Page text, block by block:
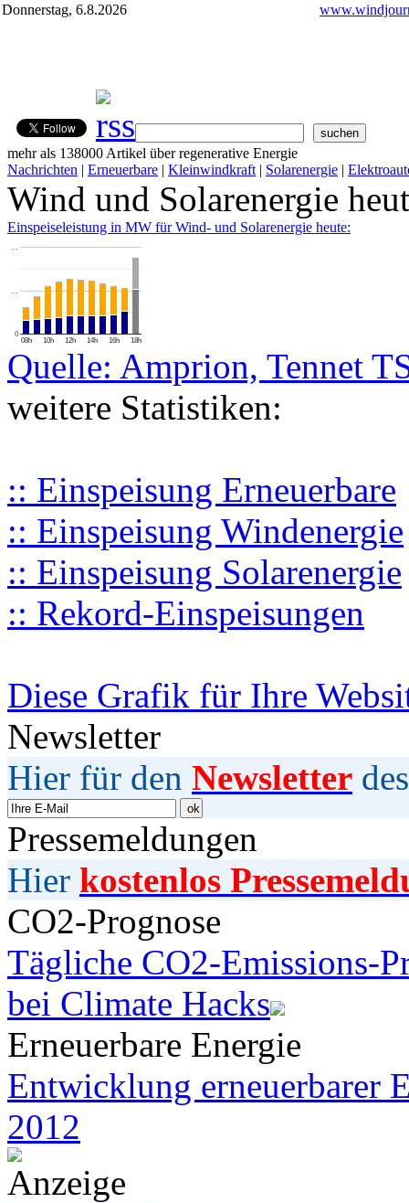
Donnerstag, 6.8.2026
mehr als 138000 Artikel über regenerative Energie
Nachrichten | Erneuerbare | Kleinwindkraft | Solarenergie |
Wind und Solarenergie
Einspeiseleistung in MW für Wind- und Solarenergie heute:
08h 10h 12h 14h 16h 18h
0
…
…
Quelle: Amprion, Tennet
weitere Statistiken:
:: Einspeisung Erneuerbare
:: Einspeisung Windenergie
:: Einspeisung Solarenergie
:: Rekord-Einspeisungen
Diese Grafik für Ihre
Newsletter
Hier für den Newsletter
Pressemeldungen
Hier kostenlos
CO2-Prognose
Tägliche CO2-Emissions-
bei Climate Hacks
Erneuerbare Energie
Entwicklung erneuerbarer
2012
Anzeige